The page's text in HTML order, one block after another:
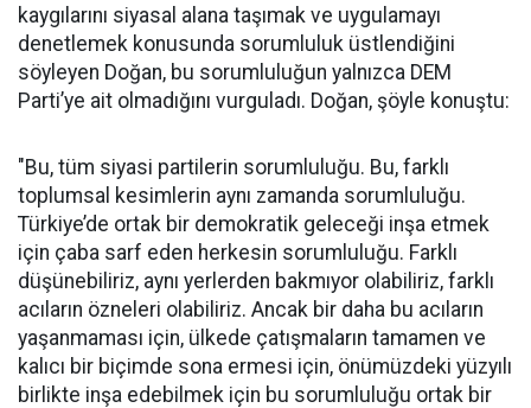
kaygılarını siyasal alana taşımak ve uygulamayı
denetlemek konusunda sorumluluk üstlendiğini
söyleyen Doğan, bu sorumluluğun yalnızca DEM
Parti’ye ait olmadığını vurguladı. Doğan, şöyle konuştu:
"Bu, tüm siyasi partilerin sorumluluğu. Bu, farklı
toplumsal kesimlerin aynı zamanda sorumluluğu.
Türkiye’de ortak bir demokratik geleceği inşa etmek
için çaba sarf eden herkesin sorumluluğu. Farklı
düşünebiliriz, aynı yerlerden bakmıyor olabiliriz, farklı
acıların özneleri olabiliriz. Ancak bir daha bu acıların
yaşanmaması için, ülkede çatışmaların tamamen ve
kalıcı bir biçimde sona ermesi için, önümüzdeki yüzyılı
birlikte inşa edebilmek için bu sorumluluğu ortak bir